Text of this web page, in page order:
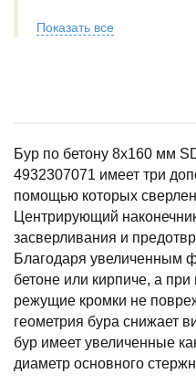
Показать все
Бур по бетону 8х160 мм
4932307071 имеет три
помощью которых
Центрирующий
засверливания и
Благодаря увеличенным
бетоне или кирпиче, а
режущие кромки не
геометрия бура снижает
бур имеет увеличенные
диаметр основного